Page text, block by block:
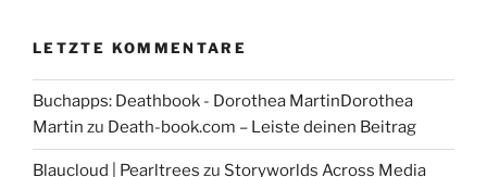
LETZTE KOMMENTARE
Buchapps: Deathbook - Dorothea MartinDorothea
Martin zu Death-book.com – Leiste deinen Beitrag
Blaucloud | Pearltrees zu Storyworlds Across Media